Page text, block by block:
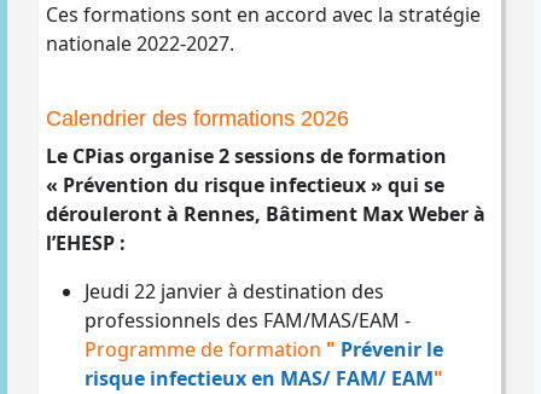
Ces formations sont en accord avec la stratégie
nationale 2022-2027.
Calendrier des formations 2026
Le CPias organise 2 sessions de formation
« Prévention du risque infectieux » qui se
dérouleront à Rennes, Bâtiment Max Weber à
l’EHESP :
Jeudi 22 janvier à destination des
professionnels des FAM/MAS/EAM -
Programme de formation " Prévenir le
risque infectieux en MAS/ FAM/ EAM"